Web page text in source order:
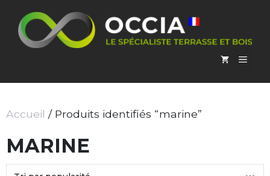
contenu
Accueil / Produits identifiés “marine”
MARINE